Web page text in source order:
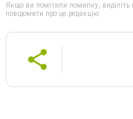
Якщо ви помітили помилку, виділіть
повідомити про це редакцію